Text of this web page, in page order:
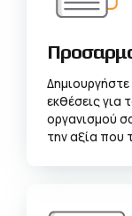
εκθέσεις για
οργανισμού
την αξία που